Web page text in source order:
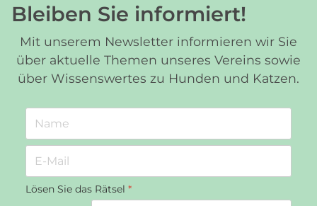
Bleiben Sie informiert!
Mit unserem Newsletter informieren wir Sie
über aktuelle Themen unseres Vereins sowie
über Wissenswertes zu Hunden und Katzen.
Lösen Sie das Rätsel *